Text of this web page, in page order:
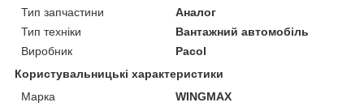
Тип запчастини
Аналог
Тип техніки
Вантажний автомобіль
Виробник
Pacol
Користувальницькі характеристики
Марка
WINGMAX